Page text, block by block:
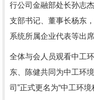
行公司金融部处长孙志
支部书记、董事长杨东
系统所属企业代表等出
全体与会人员观看中工
东、陈健共同为中工环
司”正式更名为“中工环境